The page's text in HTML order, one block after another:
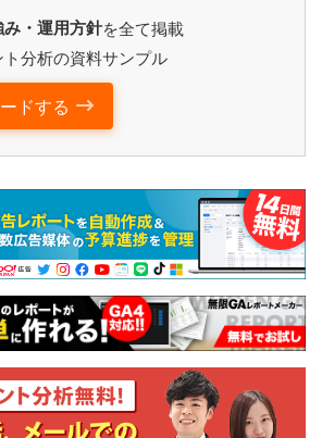
・運用方針を全て掲載
分析の資料サンプル
ドする